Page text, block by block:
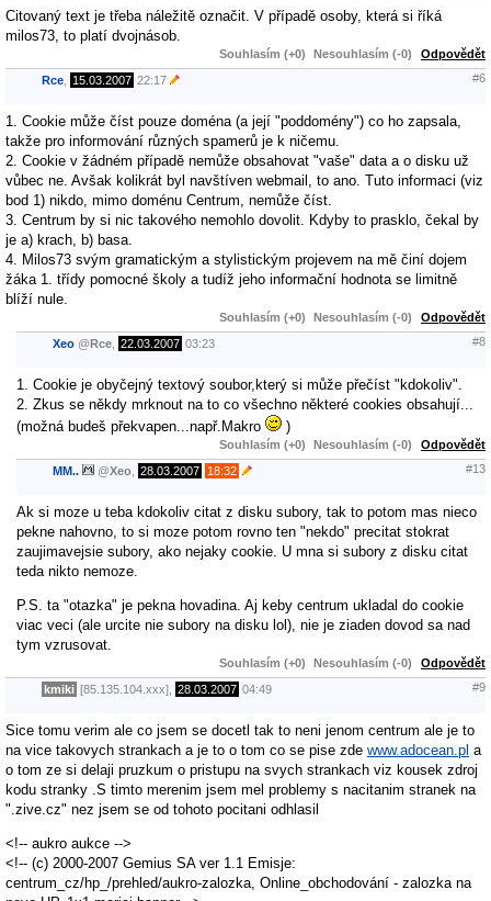
Citovaný text je třeba náležitě označit. V případě osoby, která si říká
milos73, to platí dvojnásob.
Souhlasím (+0) Nesouhlasím (-0) Odpovědět
Rce 15.03.2007 22:17 #6
1. Cookie může číst pouze doména (a její "poddomény") co ho zapsala,
takže pro informování různých spamerů je k ničemu.
2. Cookie v žádném případě nemůže obsahovat "vaše" data a o disku už
vůbec ne. Avšak kolikrát byl navštíven webmail, to ano. Tuto informaci (viz
bod 1) nikdo, mimo doménu Centrum, nemůže číst.
3. Centrum by si nic takového nemohlo dovolit. Kdyby to prasklo, čekal by
je a) krach, b) basa.
4. Milos73 svým gramatickým a stylistickým projevem na mě činí dojem
žáka 1. třídy pomocné školy a tudíž jeho informační hodnota se limitně
blíží nule.
Souhlasím (+0) Nesouhlasím (-0) Odpovědět
Xeo @Rce 22.03.2007 03:23 #8
1. Cookie je obyčejný textový soubor,který si může přečíst "kdokoliv".
2. Zkus se někdy mrknout na to co všechno některé cookies obsahují...
(možná budeš překvapen...např.Makro
)
Souhlasím (+0) Nesouhlasím (-0) Odpovědět
MM.. @Xeo 28.03.2007 18:32 #13
Ak si moze u teba kdokoliv citat z disku subory, tak to potom mas nieco
pekne nahovno, to si moze potom rovno ten "nekdo" precitat stokrat
zaujimavejsie subory, ako nejaky cookie. U mna si subory z disku citat
teda nikto nemoze.
P.S. ta "otazka" je pekna hovadina. Aj keby centrum ukladal do cookie
viac veci (ale urcite nie subory na disku lol), nie je ziaden dovod sa nad
tym vzrusovat.
Souhlasím (+0) Nesouhlasím (-0) Odpovědět
kmiki [85.135.104.xxx], 28.03.2007 04:49 #9
Sice tomu verim ale co jsem se docetl tak to neni jenom centrum ale je to
na vice takovych strankach a je to o tom co se pise zde www.adocean.pl a
o tom ze si delaji pruzkum o pristupu na svych strankach viz kousek zdroj
kodu stranky .S timto merenim jsem mel problemy s nacitanim stranek na
".zive.cz" nez jsem se od tohoto pocitani odhlasil
<!-- aukro aukce -->
<!-- (c) 2000-2007 Gemius SA ver 1.1 Emisje:
centrum_cz/hp_/prehled/aukro-zalozka, Online_obchodování - zalozka na